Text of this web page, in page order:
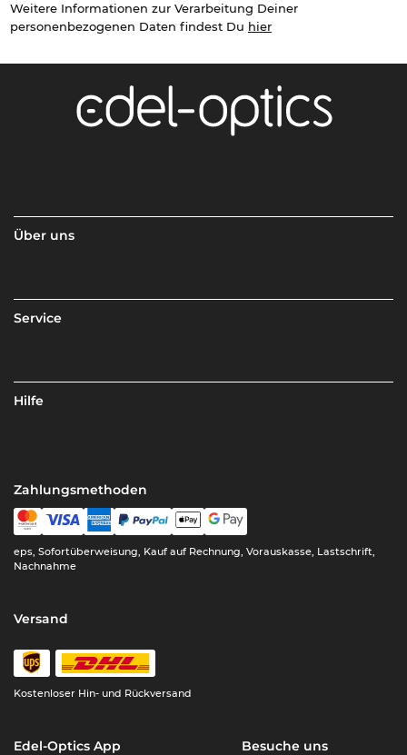
Weitere Informationen zur Verarbeitung Deiner
personenbezogenen Daten findest Du hier
Über uns
Service
Hilfe
Zahlungsmethoden
eps, Sofortüberweisung, Kauf auf Rechnung, Vorauskasse, Lastschrift,
Nachnahme
Versand
Kostenloser Hin- und Rückversand
Edel-Optics App Besuche uns